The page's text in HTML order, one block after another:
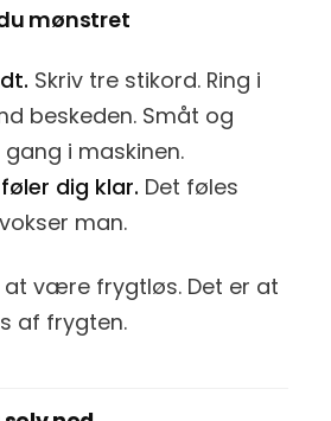
mønstret
Skriv tre stikord. Ring i
beskeden. Småt og
i maskinen.
dig klar. Det føles
man.
at være frygtløs. Det er at
af frygten.